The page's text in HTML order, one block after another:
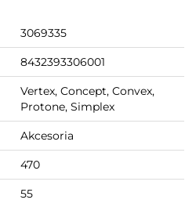
3069335
8432393306001
Vertex, Concept, Convex,
Protone, Simplex
Akcesoria
470
55